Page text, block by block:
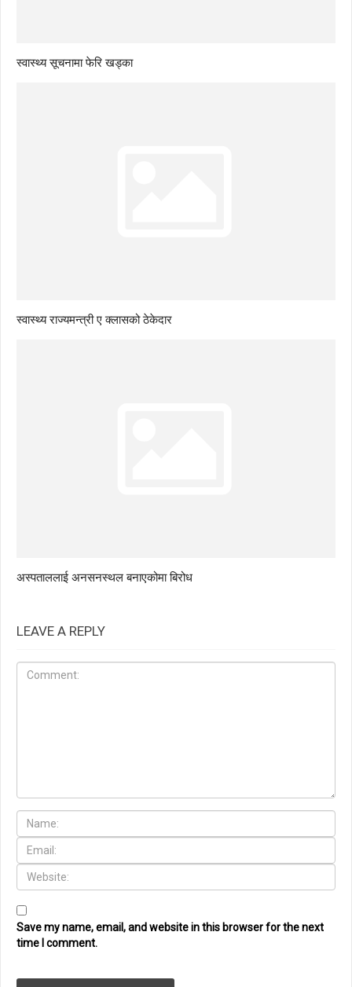
स्वास्थ्य सूचनामा फेरि खड्का
स्वास्थ्य राज्यमन्त्री ए क्लासको ठेकेदार
अस्पताललाई अनसनस्थल बनाएकोमा बिरोध
LEAVE A REPLY
Save my name, email, and website in this browser for the next
time I comment.